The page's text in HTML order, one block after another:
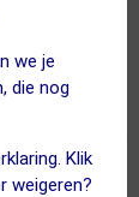
we je
die nog
Klik
weigeren?